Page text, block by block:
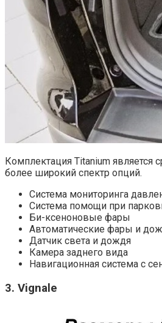
Комплектация Titanium является
более широкий спектр опций.
Система мониторинга
Система помощи при
Би-ксеноновые фары
Автоматические фары и
Датчик света и дождя
Камера заднего вида
Навигационная система с
3. Vignale